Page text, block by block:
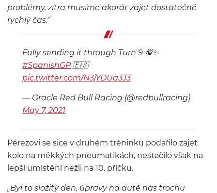
problémy, zítra musíme akorát zajet dostatečně
rychlý čas.“
Fully sending it through Turn 9 💯✨
#SpanishGP🇪🇸
pic.twitter.com/N3jYDUa3J3
— Oracle Red Bull Racing (@redbullracing)
May 7, 2021
Pérezovi se sice v druhém tréninku podařilo zajet
kolo na měkkých pneumatikách, nestačilo však na
lepší umístění nežli na 10. příčku.
„Byl to složitý den, úpravy na autě nás trochu